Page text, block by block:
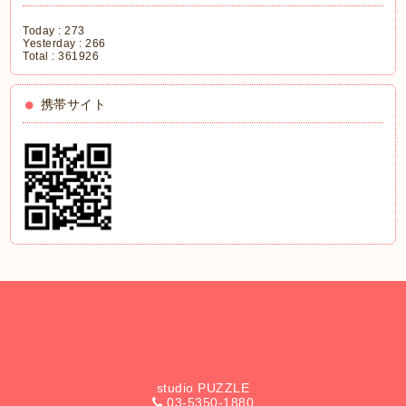
Today :273
Yesterday :266
Total :361926
携帯サイト
studio PUZZLE
03-5350-1880